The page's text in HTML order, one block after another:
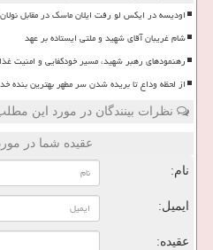
اودیسه در ایکس لو رفت ایلان ماسک در مقابل
شام غریبان آقای شهید و ملتی ایستاده بر عهد
رهنمودهای رهبر شهید، مسیر خودکفایی و امنیت
از لحظه وداع تا بریده شدن سر مطهر بهترین بنده
نظرات بینندگان در مورد این
عقیده شما در
نام:
ایمیل:
عقیده: